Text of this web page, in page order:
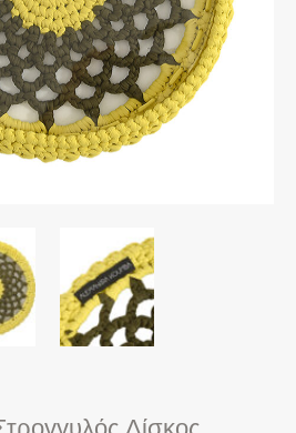
Δίσκος